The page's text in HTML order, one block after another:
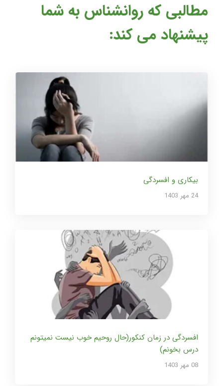
مطالبی که روانشناس به شما
پیشنهاد می کند:
بیکاری و افسردگی
24 مهر 1403
افسردگی در زمان کنکور(حال روحیم خوب نیست نمیتونم
درس بخونم)
08 مهر 1403